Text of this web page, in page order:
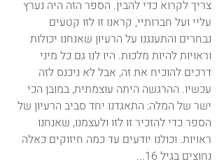
צריך לקרוא כדי להבין. הספר הזה היה נערץ
עליי ועל חברותיי, קראנו זו לזו קטעים
נבחרים והתענגנו על הרעיון שאנחנו יכולות
וראויות להיות מלכות. היו לנו גם כל מיני
דרכים להוכיח את זה, אבל לא ניכנס לזה
עכשיו. ההרגשה היתה עוצמתית, במובן הכי
ישר של המלה: התאגדנו יחד סביב הרעיון של
הספר כדי להזכיר זו לזו ולעצמנו, שאנחנו
ראויות. וכולנו יודעים עד כמה חיזוקים כאלה
נחוצים בגיל 16...